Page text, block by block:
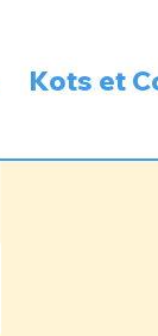
Kots et